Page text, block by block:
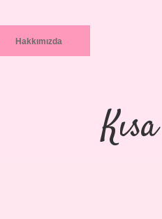
Hakkımızda